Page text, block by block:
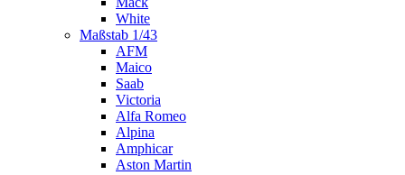
White
Maßstab 1/43
AFM
Maico
Saab
Victoria
Alfa Romeo
Alpina
Amphicar
Aston Martin